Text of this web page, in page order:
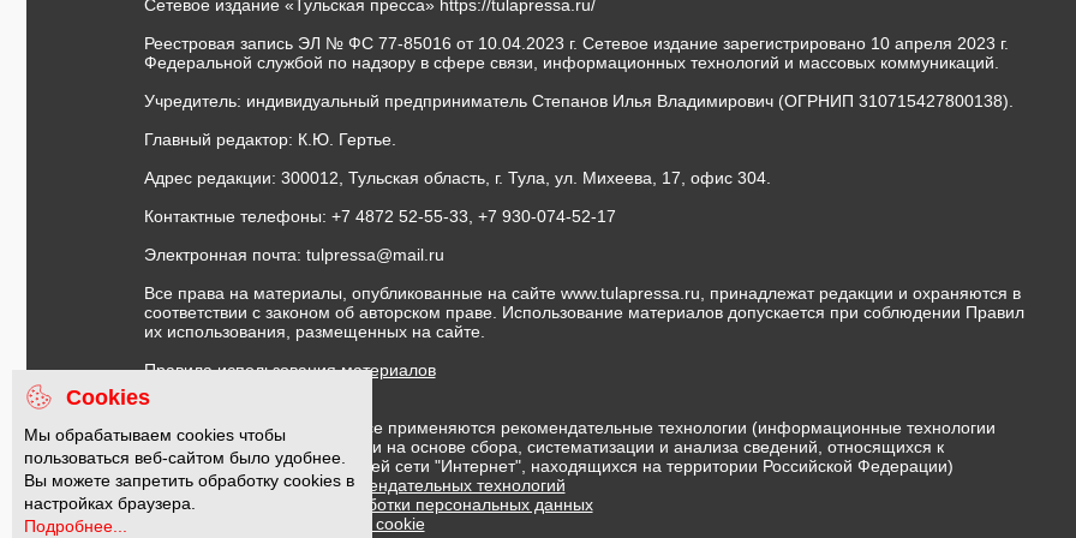
Сетевое издание «Тульская пресса» https://tulapressa.ru/
Реестровая запись ЭЛ № ФС 77-85016 от 10.04.2023 г. Сетевое издание зарегистрировано 10 апреля 2023 г.
Федеральной службой по надзору в сфере связи, информационных технологий и массовых коммуникаций.
Учредитель: индивидуальный предприниматель Степанов Илья Владимирович (ОГРНИП 310715427800138).
Главный редактор: К.Ю. Гертье.
Адрес редакции: 300012, Тульская область, г. Тула, ул. Михеева, 17, офис 304.
Контактные телефоны: +7 4872 52-55-33, +7 930-074-52-17
Электронная почта: tulpressa@mail.ru
Все права на материалы, опубликованные на сайте www.tulapressa.ru, принадлежат редакции и охраняются в
соответствии с законом об авторском праве. Использование материалов допускается при соблюдении Правил
их использования, размещенных на сайте.
Правила использования материалов
Договор публичной оферты
На информационном ресурсе применяются рекомендательные технологии (информационные технологии
предоставления информации на основе сбора, систематизации и анализа сведений, относящихся к
предпочтениям пользователей сети "Интернет", находящихся на территории Российской Федерации)
Правила применения рекомендательных технологий
Политика в отношении обработки персональных данных
Политика обработки файлов cookie
Cookies
Мы обрабатываем cookies чтобы
пользоваться веб-сайтом было удобнее.
Вы можете запретить обработку cookies в
настройках браузера.
Подробнее...